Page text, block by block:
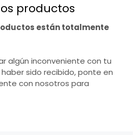
productos
están totalmente
algún inconveniente con tu
sido recibido, ponte en
con nosotros para